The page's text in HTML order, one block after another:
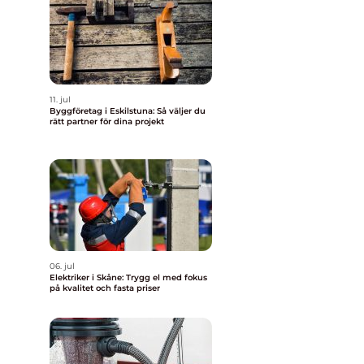
11. jul
Byggföretag i Eskilstuna: Så väljer du
rätt partner för dina projekt
06. jul
Elektriker i Skåne: Trygg el med fokus
på kvalitet och fasta priser